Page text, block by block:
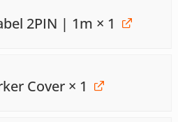
2PIN | 1m × 1
Cover× 1